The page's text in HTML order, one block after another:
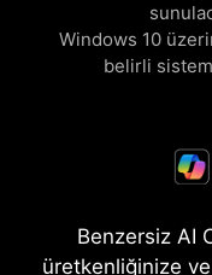
Windows 10
belirli
Benzersiz AI
üretkenliğinize ve